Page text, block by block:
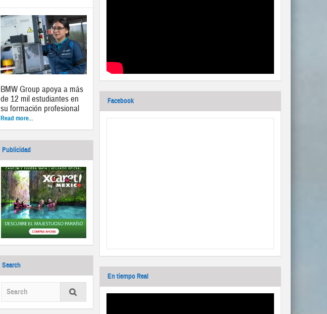
BMW Group apoya a más
de 12 mil estudiantes en
su formación profesional
Read more...
Publicidad
Search
Facebook
En tiempo Real